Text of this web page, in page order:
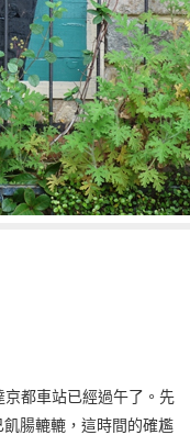
都車站已經過午了。先
腸轆轆，這時間的確尷